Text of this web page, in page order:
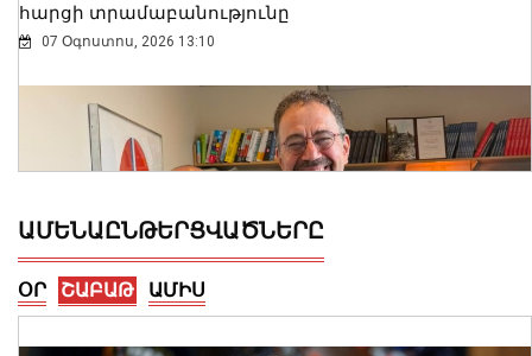
հարցի տրամաբանությունը
07 Օգոստոս, 2026 13:10
ԱՄԵՆԱԸՆԹԵՐՑՎԱԾՆԵՐԸ
ՕՐ ՇԱԲԱԹ ԱՄԻՍ